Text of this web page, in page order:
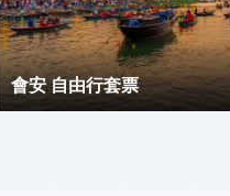
會安 自由行套票